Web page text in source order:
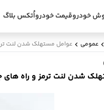
خودروقیمت خودرواُتکس بلاگ
عمومی عوامل مستهلک شدن لنت
شدن لنت ترمز و راه های